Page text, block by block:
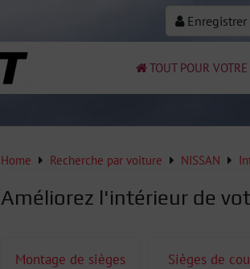
Enregistrer
TOUT POUR
Home Recherche par voiture NISSAN
Améliorez l'intérieur de
Montage de sièges
Sièges de